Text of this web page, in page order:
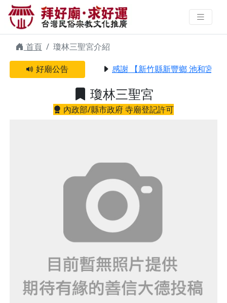
瓊林三聖宮 | 拜好廟求好運 找到與
您有緣的信仰
首頁
瓊林三聖宮介紹
好廟公告
感謝 【新竹縣新豐鄉 池和宮】
瓊林三聖宮
內政部/縣市政府 寺廟登記許可